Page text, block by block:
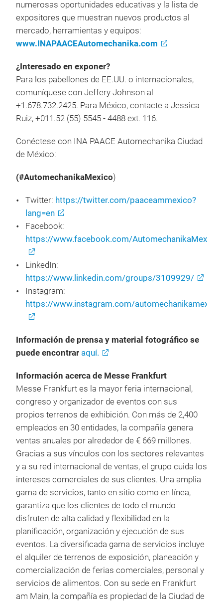
numerosas oportunidades educativas y la lista de
expositores que muestran nuevos productos al
mercado, herramientas y equipos:
www.INAPAACEAutomechanika.com
¿Interesado en exponer?
Para los pabellones de EE.UU. o internacionales,
comuníquese con Jeffery Johnson al
+1.678.732.2425. Para México, contacte a Jessica
Ruiz, +011.52 (55) 5545 - 4488 ext. 116.
Conéctese con INA PAACE Automechanika Ciudad
de México:
(#AutomechanikaMexico)
Twitter: https://twitter.com/paaceammexico?
lang=en
Facebook:
https://www.facebook.com/AutomechanikaMexico/
LinkedIn:
https://www.linkedin.com/groups/3109929/
Instagram:
https://www.instagram.com/automechanikamexico/
Información de prensa y material fotográfico se
puede encontrar aquí.
Información acerca de Messe Frankfurt
Messe Frankfurt es la mayor feria internacional,
congreso y organizador de eventos con sus
propios terrenos de exhibición. Con más de 2,400
empleados en 30 entidades, la compañía genera
ventas anuales por alrededor de € 669 millones.
Gracias a sus vínculos con los sectores relevantes
y a su red internacional de ventas, el grupo cuida los
intereses comerciales de sus clientes. Una amplia
gama de servicios, tanto en sitio como en línea,
garantiza que los clientes de todo el mundo
disfruten de alta calidad y flexibilidad en la
planificación, organización y ejecución de sus
eventos. La diversificada gama de servicios incluye
el alquiler de terrenos de exposición, planeación y
comercialización de ferias comerciales, personal y
servicios de alimentos. Con su sede en Frankfurt
am Main, la compañía es propiedad de la Ciudad de